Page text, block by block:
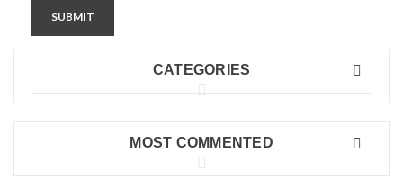
SUBMIT
CATEGORIES
MOST COMMENTED